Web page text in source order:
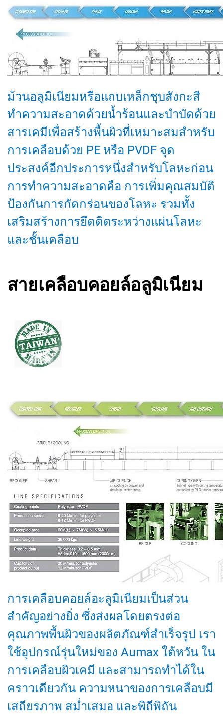
ม้วนอลูมิเนียมหรือแถบเหล็กชุบสังกะสี
ทำความสะอาดด้วยน้ำร้อนและบำบัดด้วย
สารเคมีเพื่อสร้างพื้นผิวที่เหมาะสมสำหรับ
การเคลือบด้วย PE หรือ PVDF จุด
ประสงค์อีกประการหนึ่งสำหรับโลหะก่อน
การทำความสะอาดคือ การเพิ่มคุณสมบัติ
ป้องกันการกัดกร่อนของโลหะ รวมทั้ง
เสริมสร้างการยึดติดระหว่างแผ่นโลหะ
และชั้นเคลือบ
สายเคลือบคอยล์อลูมิเนียม
การเคลือบคอยล์อะลูมิเนียมเป็นส่วน
สำคัญอย่างยิ่ง ซึ่งส่งผลโดยตรงต่อ
คุณภาพพื้นผิวของผลิตภัณฑ์สำเร็จรูป เรา
ใช้อุปกรณ์รุ่นใหม่ของ Aumax ใต้หวัน ใน
การเคลือบผิวเคมี และสามารถทำได้ใน
คราวเดียวกัน ความหนาของการเคลือบมี
เสถียรภาพ สม่ำเสมอ และพิถีพิถัน